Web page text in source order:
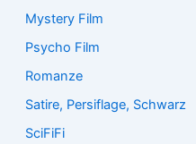
Mystery Film
Psycho Film
Romanze
Satire, Persiflage, Schwarz
SciFiFi